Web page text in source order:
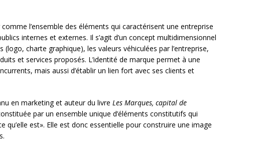
l’ensemble des éléments qui caractérisent une entreprise
internes et externes. Il s’agit d’un concept multidimensionnel
charte graphique), les valeurs véhiculées par l’entreprise,
et services proposés. L’identité de marque permet à une
mais aussi d’établir un lien fort avec ses clients et
en marketing et auteur du livre Les Marques, capital de
par un ensemble unique d’éléments constitutifs qui
qu’elle est». Elle est donc essentielle pour construire une image